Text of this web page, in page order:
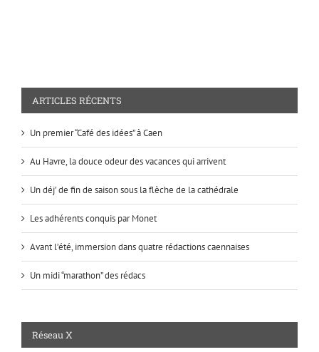
ARTICLES RÉCENTS
Un premier “Café des idées” à Caen
Au Havre, la douce odeur des vacances qui arrivent
Un déj’ de fin de saison sous la flèche de la cathédrale
Les adhérents conquis par Monet
Avant l’été, immersion dans quatre rédactions caennaises
Un midi “marathon” des rédacs
Réseau X